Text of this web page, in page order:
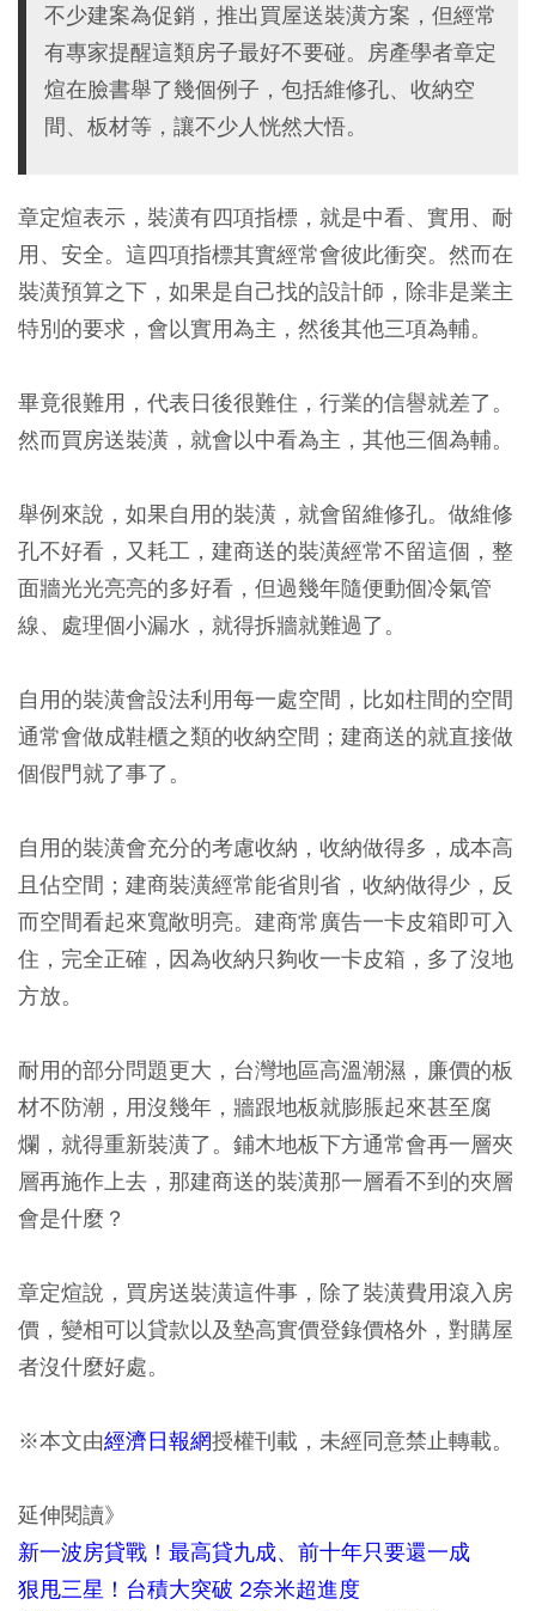
不少建案為促銷，推出買屋送裝潢方案，但經常
有專家提醒這類房子最好不要碰。房產學者章定
煊在臉書舉了幾個例子，包括維修孔、收納空
間、板材等，讓不少人恍然大悟。
章定煊表示，裝潢有四項指標，就是中看、實用、耐
用、安全。這四項指標其實經常會彼此衝突。然而在
裝潢預算之下，如果是自己找的設計師，除非是業主
特別的要求，會以實用為主，然後其他三項為輔。
畢竟很難用，代表日後很難住，行業的信譽就差了。
然而買房送裝潢，就會以中看為主，其他三個為輔。
舉例來說，如果自用的裝潢，就會留維修孔。做維修
孔不好看，又耗工，建商送的裝潢經常不留這個，整
面牆光光亮亮的多好看，但過幾年隨便動個冷氣管
線、處理個小漏水，就得拆牆就難過了。
自用的裝潢會設法利用每一處空間，比如柱間的空間
通常會做成鞋櫃之類的收納空間；建商送的就直接做
個假門就了事了。
自用的裝潢會充分的考慮收納，收納做得多，成本高
且佔空間；建商裝潢經常能省則省，收納做得少，反
而空間看起來寬敞明亮。建商常廣告一卡皮箱即可入
住，完全正確，因為收納只夠收一卡皮箱，多了沒地
方放。
耐用的部分問題更大，台灣地區高溫潮濕，廉價的板
材不防潮，用沒幾年，牆跟地板就膨脹起來甚至腐
爛，就得重新裝潢了。鋪木地板下方通常會再一層夾
層再施作上去，那建商送的裝潢那一層看不到的夾層
會是什麼？
章定煊說，買房送裝潢這件事，除了裝潢費用滾入房
價，變相可以貸款以及墊高實價登錄價格外，對購屋
者沒什麼好處。
※本文由經濟日報網授權刊載，未經同意禁止轉載。
延伸閱讀》
新一波房貸戰！最高貸九成、前十年只要還一成
狠甩三星！台積大突破 2奈米超進度